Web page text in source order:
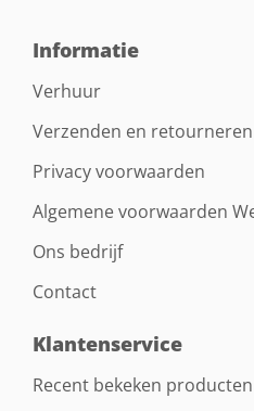
Informatie
Verhuur
Verzenden en retourneren
Privacy voorwaarden
Algemene voorwaarden
Ons bedrijf
Contact
Klantenservice
Recent bekeken producten